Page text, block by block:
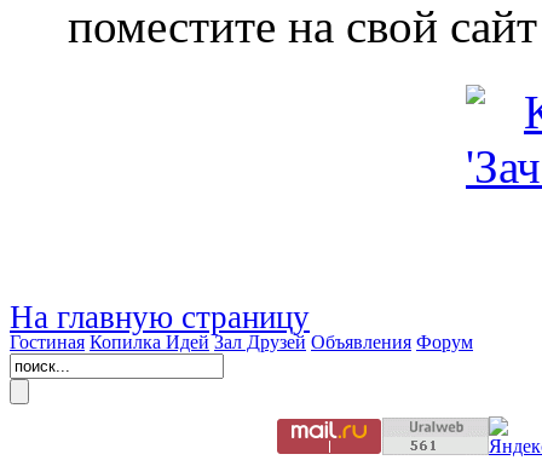
поместите на свой
На главную страницу
Гостиная Копилка Идей Зал Друзей Объявления Форум